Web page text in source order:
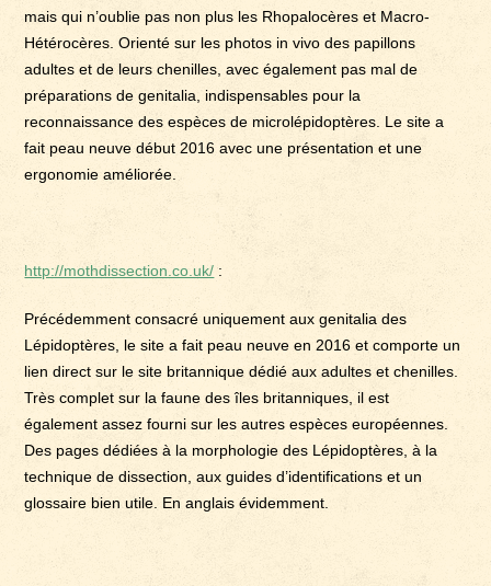
mais qui n’oublie pas non plus les Rhopalocères et Macro-
Hétérocères. Orienté sur les photos in vivo des papillons
adultes et de leurs chenilles, avec également pas mal de
préparations de genitalia, indispensables pour la
reconnaissance des espèces de microlépidoptères. Le site a
fait peau neuve début 2016 avec une présentation et une
ergonomie améliorée.
http://mothdissection.co.uk/ :
Précédemment consacré uniquement aux genitalia des
Lépidoptères, le site a fait peau neuve en 2016 et comporte un
lien direct sur le site britannique dédié aux adultes et chenilles.
Très complet sur la faune des îles britanniques, il est
également assez fourni sur les autres espèces européennes.
Des pages dédiées à la morphologie des Lépidoptères, à la
technique de dissection, aux guides d’identifications et un
glossaire bien utile. En anglais évidemment.